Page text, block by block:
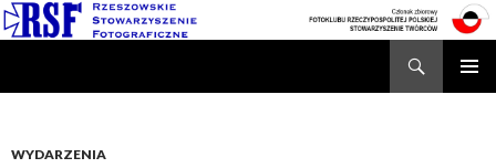
WYDARZENIA